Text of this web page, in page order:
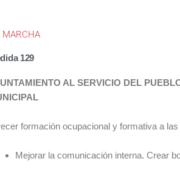
MARCHA
129
AL SERVICIO DEL
formación ocupacional y formativa a
Mejorar la comunicación interna. Crear